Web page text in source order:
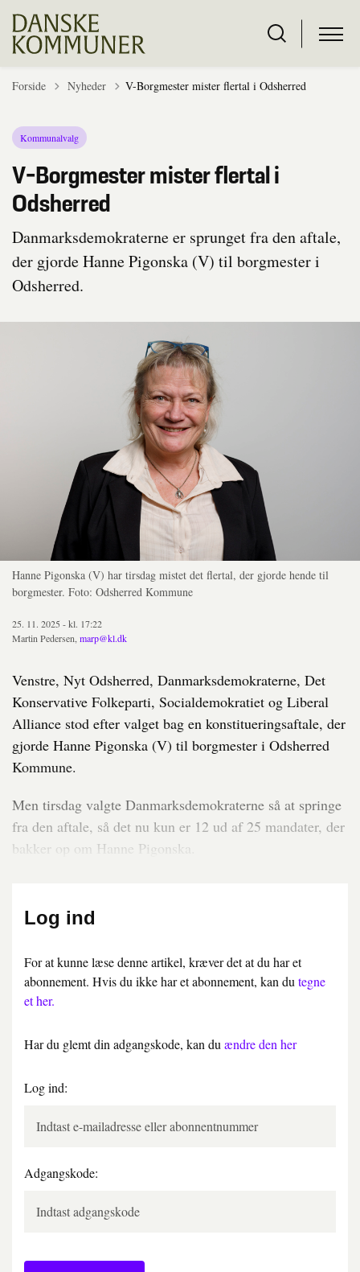
Forside Tilbage til
Nyheder V-Borgmester mister flertal i Odsherred
Kommunalvalg
V-Borgmester mister flertal i
Odsherred
Danmarksdemokraterne er sprunget fra den aftale,
der gjorde Hanne Pigonska (V) til borgmester i
Odsherred.
Hanne Pigonska (V) har tirsdag mistet det flertal, der gjorde hende til
borgmester. Foto: Odsherred Kommune
25. 11. 2025 - kl. 17:22
Martin Pedersen, marp@kl.dk
Venstre, Nyt Odsherred, Danmarksdemokraterne, Det
Konservative Folkeparti, Socialdemokratiet og Liberal
Alliance stod efter valget bag en konstitueringsaftale, der
gjorde Hanne Pigonska (V) til borgmester i Odsherred
Kommune.
Men tirsdag valgte Danmarksdemokraterne så at springe
fra den aftale, så det nu kun er 12 ud af 25 mandater, der
bakker op om Hanne Pigonska.
Log ind
For at kunne læse denne artikel, kræver det at du har et
abonnement. Hvis du ikke har et abonnement, kan du tegne
et her.
Har du glemt din adgangskode, kan du ændre den her
Log ind:
Adgangskode: